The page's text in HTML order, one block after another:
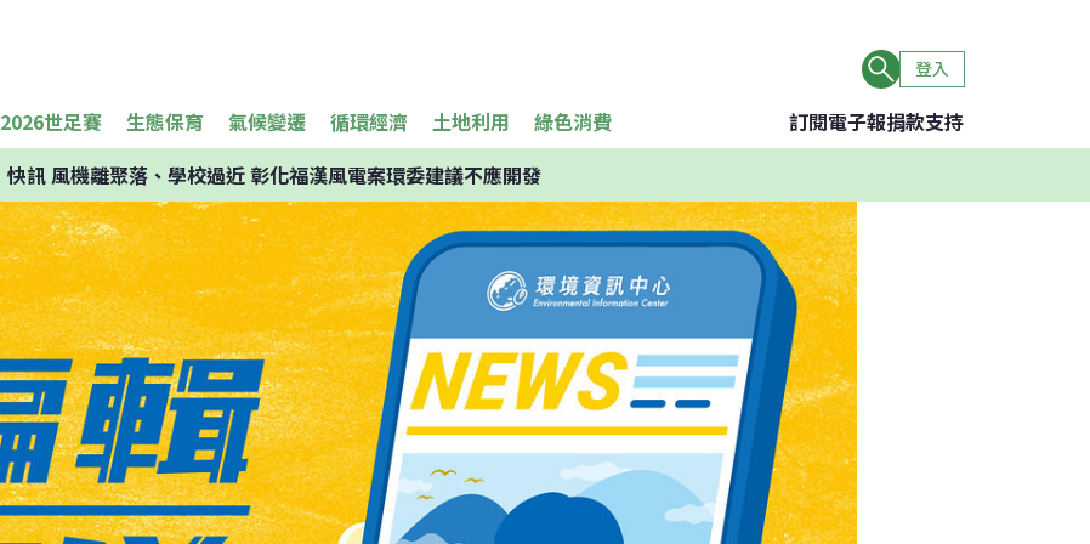
登入
2026世足賽 生態保育 氣候變遷 循環經濟 土地利用 綠色消費 訂閱電子報捐款支持
快訊風機離聚落、學校過近 彰化福漢風電案環委建議不應開發